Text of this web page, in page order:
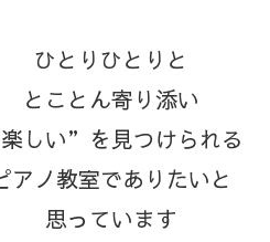
ひとりひとりと
とことん寄り添い
しい”を見つけられる
アノ教室でありたいと
思っています